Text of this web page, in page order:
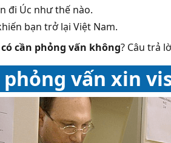
đi Úc như thế nào.
bạn trở lại Việt Nam.
cần phỏng vấn không? Câu trả
vấn xin